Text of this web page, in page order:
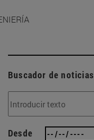
Buscador de noticias
Desde